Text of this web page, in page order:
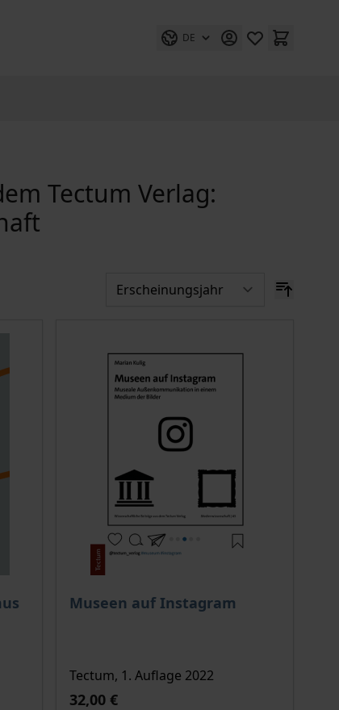
DE
Tectum Verlag:
der Produktdetailseite
nach der gewählten Produktoption auf der
Museen auf Instagram
Der Preis dieses Titels richtet sich nach
Tectum, 1. Auflage 2022
32,00 €